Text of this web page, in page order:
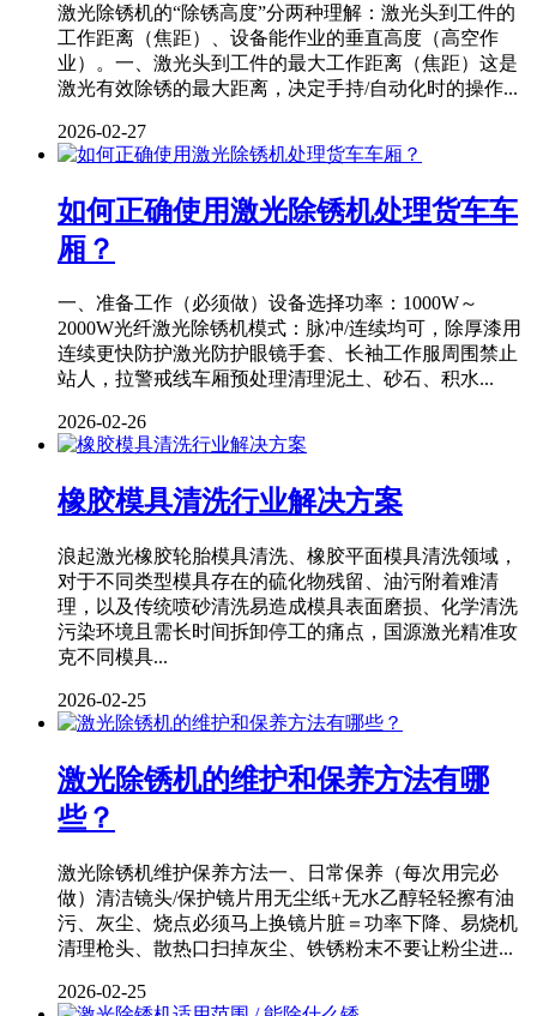
激光除锈机的“除锈高度”分两种理解：激光头到工件的
工作距离（焦距）、设备能作业的垂直高度（高空作
业）。一、激光头到工件的最大工作距离（焦距）这是
激光有效除锈的最大距离，决定手持/自动化时的操作...
2026-02-27
如何正确使用激光除锈机处理货车车
厢？
一、准备工作（必须做）设备选择功率：1000W～
2000W光纤激光除锈机模式：脉冲/连续均可，除厚漆用
连续更快防护激光防护眼镜手套、长袖工作服周围禁止
站人，拉警戒线车厢预处理清理泥土、砂石、积水...
2026-02-26
橡胶模具清洗行业解决方案
浪起激光橡胶轮胎模具清洗、橡胶平面模具清洗领域，
对于不同类型模具存在的硫化物残留、油污附着难清
理，以及传统喷砂清洗易造成模具表面磨损、化学清洗
污染环境且需长时间拆卸停工的痛点，国源激光精准攻
克不同模具...
2026-02-25
激光除锈机的维护和保养方法有哪
些？
激光除锈机维护保养方法一、日常保养（每次用完必
做）清洁镜头/保护镜片用无尘纸+无水乙醇轻轻擦有油
污、灰尘、烧点必须马上换镜片脏＝功率下降、易烧机
清理枪头、散热口扫掉灰尘、铁锈粉末不要让粉尘进...
2026-02-25